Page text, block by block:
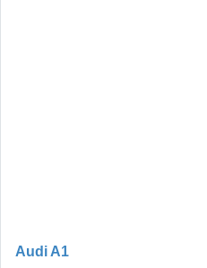
Audi A1